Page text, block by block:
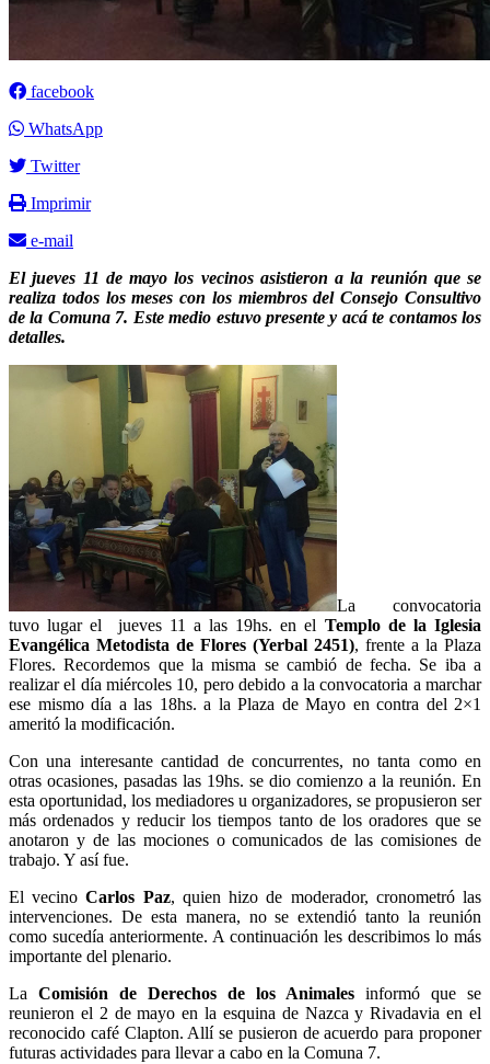
facebook
WhatsApp
Twitter
Imprimir
e-mail
El jueves 11 de mayo los vecinos asistieron a la reunión que se
realiza todos los meses con los miembros del Consejo Consultivo
de la Comuna 7. Este medio estuvo presente y acá te contamos los
detalles.
La convocatoria
tuvo lugar el jueves 11 a las 19hs. en el Templo de la Iglesia
Evangélica Metodista de Flores (Yerbal 2451), frente a la Plaza
Flores. Recordemos que la misma se cambió de fecha. Se iba a
realizar el día miércoles 10, pero debido a la convocatoria a marchar
ese mismo día a las 18hs. a la Plaza de Mayo en contra del 2×1
ameritó la modificación.
Con una interesante cantidad de concurrentes, no tanta como en
otras ocasiones, pasadas las 19hs. se dio comienzo a la reunión. En
esta oportunidad, los mediadores u organizadores, se propusieron ser
más ordenados y reducir los tiempos tanto de los oradores que se
anotaron y de las mociones o comunicados de las comisiones de
trabajo. Y así fue.
El vecinoCarlos Paz, quien hizo de moderador, cronometró las
intervenciones. De esta manera, no se extendió tanto la reunión
como sucedía anteriormente. A continuación les describimos lo más
importante del plenario.
La Comisión de Derechos de los Animales informó que se
reunieron el 2 de mayo en la esquina de Nazca y Rivadavia en el
reconocido café Clapton. Allí se pusieron de acuerdo para proponer
futuras actividades para llevar a cabo en la Comuna 7.